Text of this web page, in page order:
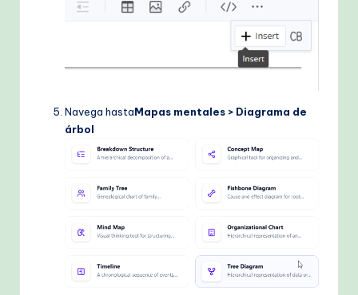
Navega hastaMapas mentales > Diagrama de
árbol